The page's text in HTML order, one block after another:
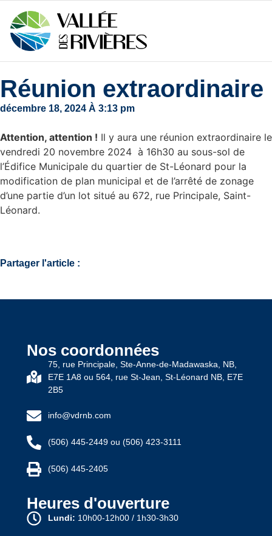
Réunion extraordinaire
décembre 18, 2024 À 3:13 pm
Attention, attention ! Il y aura une réunion extraordinaire le
vendredi 20 novembre 2024 à 16h30 au sous-sol de
l’Édifice Municipale du quartier de St-Léonard pour la
modification de plan municipal et de l’arrêté de zonage
d’une partie d’un lot situé au 672, rue Principale, Saint-
Léonard.
Partager l'article :
Nos coordonnées
75, rue Principale, Ste-Anne-de-Madawaska, NB,
E7E 1A8 ou 564, rue St-Jean, St-Léonard NB, E7E
2B5
info@vdrnb.com
(506) 445-2449 ou (506) 423-3111
(506) 445-2405
Heures d'ouverture
Lundi: 10h00-12h00 / 1h30-3h30